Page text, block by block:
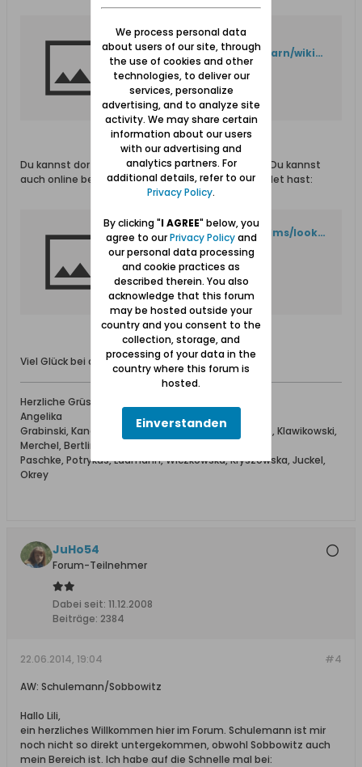
Pardon Our Interruption
https://familysearch.org/learn/wiki/de/Kategorie:Deutschland_Family_History_Centers
Du kannst dort anrufen und den Fil bestellen oder Du kannst
auch online bestellen nachdem Du dich angemeldet hast:
https://familysearch.org/films/lookup/products/view/?film=587521
Viel Glück bei der Suche
Herzliche Grüsse aus dem schönen Fläming
Angelika
Grabinski, Kandsorra/Kandziora, Kreft, Chlechowitz, Klawikowski,
Merchel, Bertling,
Paschke, Potrykus, Ladmann, Wiczkowska, Kryszowska, Juckel,
Okrey
JuHo54
Forum-Teilnehmer
Dabei seit: 11.12.2008
Beiträge: 2384
#4
22.06.2014, 19:04
AW: Schulemann/Sobbowitz
Hallo Lili,
ein herzliches Willkommen hier im Forum. Schulemann ist mir
noch nicht so direkt untergekommen, obwohl Sobbowitz auch
mein Bereich ist. Ich habe auf die Schnelle mal bei:
We process personal data
about users of our site, through
the use of cookies and other
technologies, to deliver our
services, personalize
advertising, and to analyze site
activity. We may share certain
information about our users
with our advertising and
analytics partners. For
additional details, refer to our
Privacy Policy.
By clicking "I AGREE" below, you
agree to ourPrivacy Policyand
our personal data processing
and cookie practices as
described therein. You also
acknowledge that this forum
may be hosted outside your
country and you consent to the
collection, storage, and
processing of your data in the
country where this forum is
hosted.
Einverstanden